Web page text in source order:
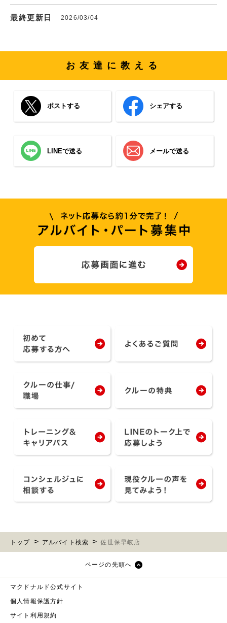
最終更新日 2026/03/04
お友達に教える
ポストする シェアする
LINEで送る メールで送る
トップ アルバイト検索 佐世保早岐店
ページの先頭へ
マクドナルド公式サイト
個人情報保護方針
サイト利用規約